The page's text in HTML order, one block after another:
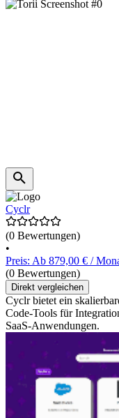
Cyclr
(0 Bewertungen)
•
Preis: Ab 879,00 € /
(0 Bewertungen)
Direkt vergleichen
Cyclr bietet ein
Code-Tools für
SaaS-Anwendungen.